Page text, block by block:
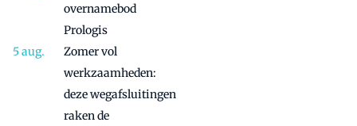
overnamebod
Prologis
Zomer vol
werkzaamheden:
deze wegafsluitingen
raken de